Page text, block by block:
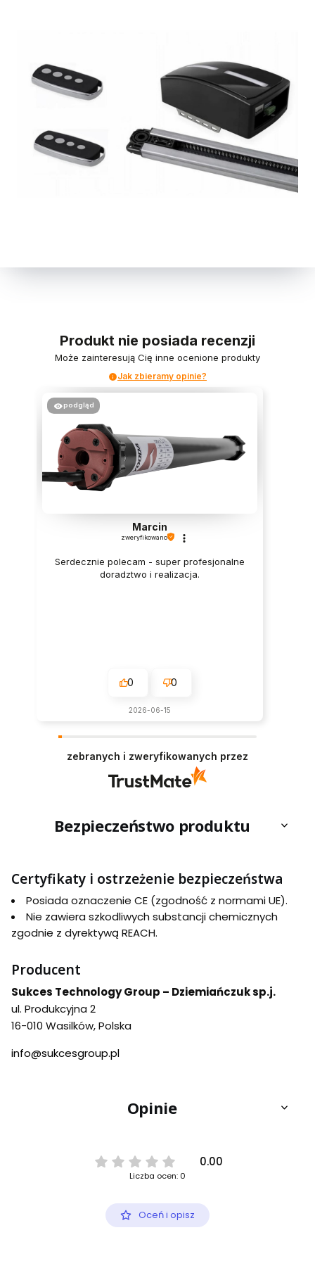
Produkt nie posiada recenzji
Może zainteresują Cię inne ocenione produkty
Jak zbieramy opinie?
podgląd
Marcin
zweryfikowano
Serdecznie polecam - super profesjonalne
doradztwo i realizacja.
0 0
2026-06-15
zebranych i zweryfikowanych przez
Bezpieczeństwo produktu
Certyfikaty i ostrzeżenie bezpieczeństwa
Posiada oznaczenie CE (zgodność z normami UE).
Nie zawiera szkodliwych substancji chemicznych
zgodnie z dyrektywą REACH.
Producent
Sukces Technology Group – Dziemiańczuk sp.j.
ul. Produkcyjna 2
16-010 Wasilków, Polska
info@sukcesgroup.pl
Opinie
0.00
Liczba ocen: 0
Oceń i opisz